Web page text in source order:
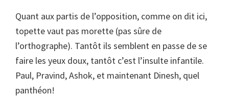
Quant aux partis de l’opposition, comme on dit ici,
topette vaut pas morette (pas sûre de
l’orthographe). Tantôt ils semblent en passe de se
faire les yeux doux, tantôt c’est l’insulte infantile.
Paul, Pravind, Ashok, et maintenant Dinesh, quel
panthéon!